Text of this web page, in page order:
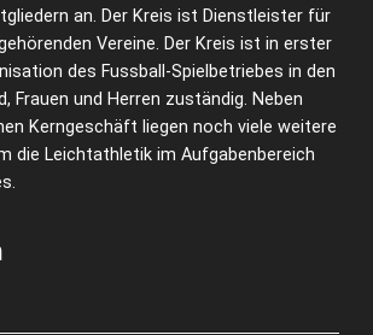
an. Der Kreis ist Dienstleister für
Vereine. Der Kreis ist in erster
des Fussball-Spielbetriebes in den
Frauen und Herren zuständig. Neben
Kerngeschäft liegen noch viele weitere
die Leichtathletik im Aufgabenbereich